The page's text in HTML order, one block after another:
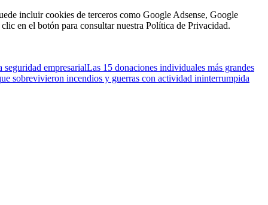
incluir cookies de terceros como Google Adsense, Google
en el botón para consultar nuestra Política de Privacidad.
seguridad empresarialLas 15 donaciones individuales más grandes
sobrevivieron incendios y guerras con actividad ininterrumpida